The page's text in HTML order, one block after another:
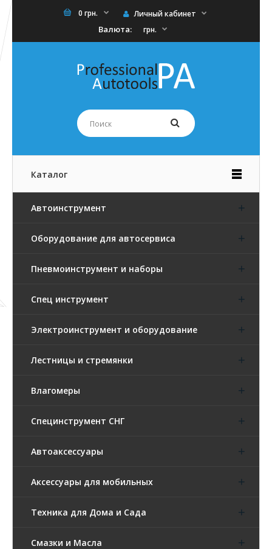
0 грн. Личный кабинет
Валюта: грн.
Каталог
Автоинструмент
Оборудование для автосервиса
Пневмоинструмент и наборы
Спец инструмент
Электроинструмент и оборудование
Лестницы и стремянки
Влагомеры
Специнструмент СНГ
Автоаксессуары
Аксессуары для мобильных
Техника для Дома и Сада
Смазки и Масла